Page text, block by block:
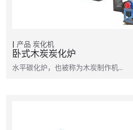
产品 炭化机
卧式木炭炭化炉
水平碳化炉，也被称为木炭制作机...